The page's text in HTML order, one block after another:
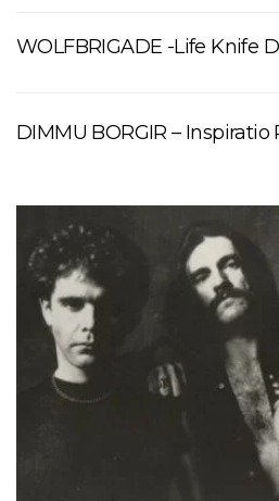
WOLFBRIGADE -Life Knife
DIMMU BORGIR – Inspiratio